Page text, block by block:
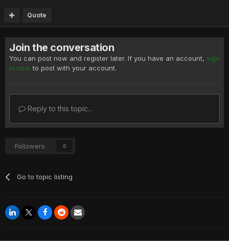
Quote
Join the conversation
You can post now and register later. If you have an account, sign
in now to post with your account.
Reply to this topic...
Followers 0
Go to topic listing